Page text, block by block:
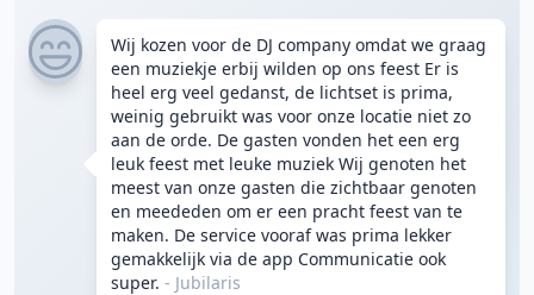
Wij kozen voor de DJ company omdat we graag
een muziekje erbij wilden op ons feest Er is
heel erg veel gedanst, de lichtset is prima,
weinig gebruikt was voor onze locatie niet zo
aan de orde. De gasten vonden het een erg
leuk feest met leuke muziek Wij genoten het
meest van onze gasten die zichtbaar genoten
en meededen om er een pracht feest van te
maken. De service vooraf was prima lekker
gemakkelijk via de app Communicatie ook
super. - Jubilaris